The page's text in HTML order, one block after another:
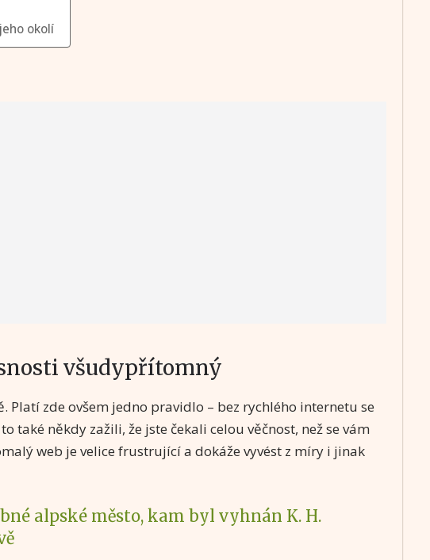
okolí
všudypřítomný
Platí zde ovšem jedno pravidlo – bez rychlého internetu se
také někdy zažili, že jste čekali celou věčnost, než se vám
web je velice frustrující a dokáže vyvést z míry i jinak
alpské město, kam byl vyhnán K. H.